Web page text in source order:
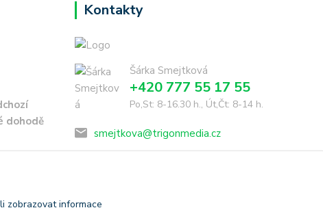
dohodě
Kontakty
Šárka Smejtková
+420 777 55 17 55
Po,St: 8-16.30 h., Út,Čt: 8-14 h.
smejtkova@trigonmedia.cz
zobrazovat informace